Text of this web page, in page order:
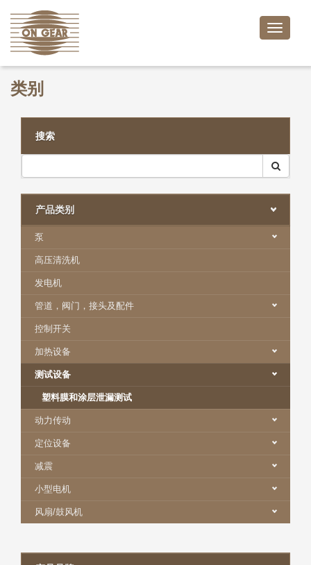
Toggle
类别
搜索
产品类别
泵
高压清洗机
发电机
管道，阀门，接头及配件
控制开关
加热设备
测试设备
塑料膜和涂层泄漏测试
动力传动
定位设备
减震
小型电机
风扇/鼓风机